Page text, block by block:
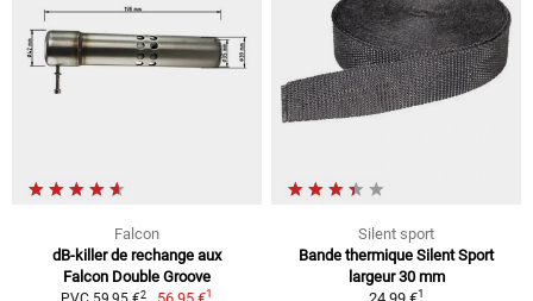
Falcon
dB-killer de rechange aux
Falcon Double Groove
2 1
Silent sport
Bande thermique Silent Sport
largeur 30 mm
1